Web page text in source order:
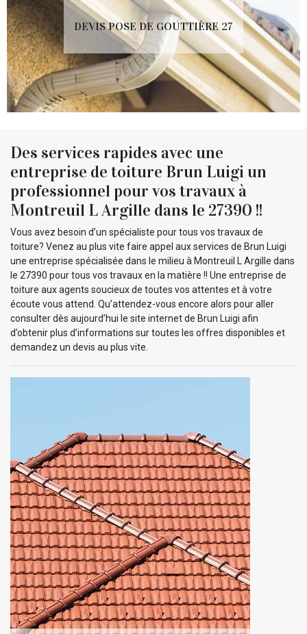
DEVIS POSE DE GOUTTIÈRE 27
Des services rapides avec une
entreprise de toiture Brun Luigi un
professionnel pour vos travaux à
Montreuil L Argille dans le 27390 !!
Vous avez besoin d’un spécialiste pour tous vos travaux de
toiture? Venez au plus vite faire appel aux services de Brun Luigi
une entreprise spécialisée dans le milieu à Montreuil L Argille dans
le 27390 pour tous vos travaux en la matière !! Une entreprise de
toiture aux agents soucieux de toutes vos attentes et à votre
écoute vous attend. Qu’attendez-vous encore alors pour aller
consulter dès aujourd’hui le site internet de Brun Luigi afin
d’obtenir plus d’informations sur toutes les offres disponibles et
demandez un devis au plus vite.